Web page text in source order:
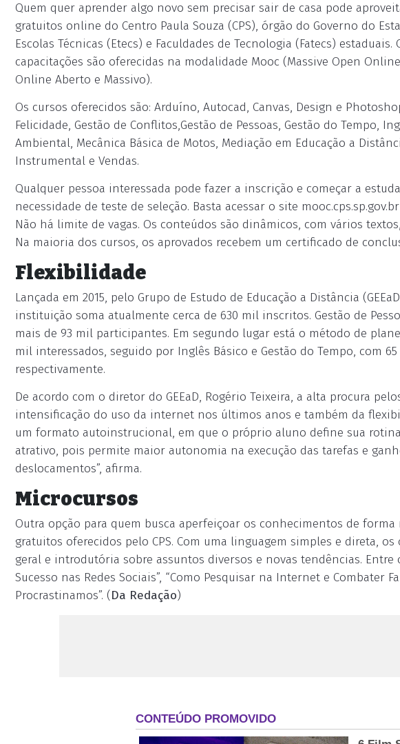
Quem quer aprender algo novo sem precisar sair de casa pode
gratuitos online do Centro Paula Souza (CPS), órgão do Governo do
Escolas Técnicas (Etecs) e Faculdades de Tecnologia (Fatecs)
capacitações são oferecidas na modalidade Mooc (Massive Open
Online Aberto e Massivo).
Os cursos oferecidos são: Arduíno, Autocad, Canvas, Design e
Felicidade, Gestão de Conflitos,Gestão de Pessoas, Gestão do Tempo,
Ambiental, Mecânica Básica de Motos, Mediação em Educação a
Instrumental e Vendas.
Qualquer pessoa interessada pode fazer a inscrição e começar a
necessidade de teste de seleção. Basta acessar o site
Não há limite de vagas. Os conteúdos são dinâmicos, com vários
Na maioria dos cursos, os aprovados recebem um certificado de
Flexibilidade
Lançada em 2015, pelo Grupo de Estudo de Educação a Distância
instituição soma atualmente cerca de 630 mil inscritos. Gestão de
mais de 93 mil participantes. Em segundo lugar está o método de
mil interessados, seguido por Inglês Básico e Gestão do Tempo, com
respectivamente.
De acordo com o diretor do GEEaD, Rogério Teixeira, a alta procura
intensificação do uso da internet nos últimos anos e também da
um formato autoinstrucional, em que o próprio aluno define sua
atrativo, pois permite maior autonomia na execução das tarefas e
deslocamentos”, afirma.
Microcursos
Outra opção para quem busca aperfeiçoar os conhecimentos de
gratuitos oferecidos pelo CPS. Com uma linguagem simples e direta,
geral e introdutória sobre assuntos diversos e novas tendências. Entre
Sucesso nas Redes Sociais”, “Como Pesquisar na Internet e Combater
Procrastinamos”. (Da Redação)